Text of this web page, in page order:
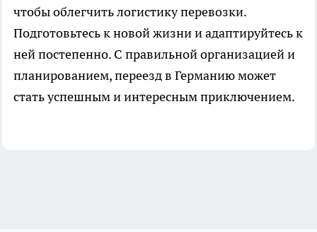
чтобы облегчить логистику перевозки.
Подготовьтесь к новой жизни и адаптируйтесь к
ней постепенно. С правильной организацией и
планированием, переезд в Германию может
стать успешным и интересным приключением.